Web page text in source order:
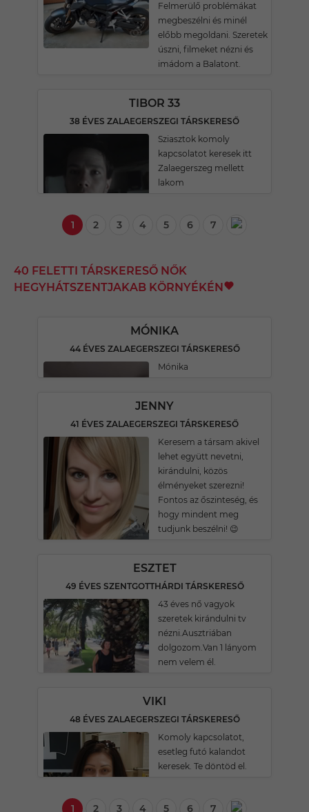
Felmerülő problémákat
megbeszélni és minél
előbb megoldani. Szeretek
úszni, filmeket nézni és
imádom a Balatont.
TIBOR 33
38 ÉVES ZALAEGERSZEGI TÁRSKERESŐ
Sziasztok komoly
kapcsolatot keresek itt
Zalaegerszeg mellett
lakom
1 2 3 4 5 6 7
40 FELETTI TÁRSKERESŐ NŐK
HEGYHÁTSZENTJAKAB KÖRNYÉKÉN
MÓNIKA
44 ÉVES ZALAEGERSZEGI TÁRSKERESŐ
Mónika
JENNY
41 ÉVES ZALAEGERSZEGI TÁRSKERESŐ
Keresem a társam akivel
lehet együtt nevetni,
kirándulni, közös
élményeket szerezni!
Fontos az őszinteség, és
hogy mindent meg
tudjunk beszélni! 😉
ESZTET
49 ÉVES SZENTGOTTHÁRDI TÁRSKERESŐ
43 éves nő vagyok
szeretek kirándulni tv
nézni.Ausztriában
dolgozom.Van 1 lányom
nem velem él.
VIKI
48 ÉVES ZALAEGERSZEGI TÁRSKERESŐ
Komoly kapcsolatot,
esetleg futó kalandot
keresek. Te döntöd el.
1 2 3 4 5 6 7